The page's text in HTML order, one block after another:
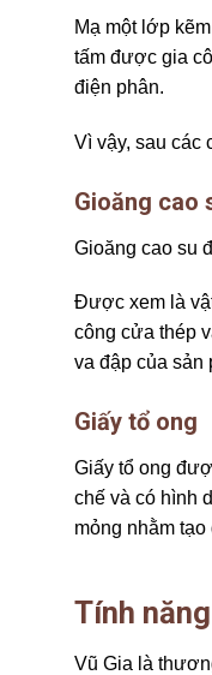
Mạ một lớp
tấm được gia
điện phân.
Vì vậy, sau các
Gioăng cao
Gioăng cao su
Được xem là
công cửa thép
va đập của sản
Giấy tổ ong
Giấy tổ ong
chế và có hình
mỏng nhằm
Tính
Vũ Gia là